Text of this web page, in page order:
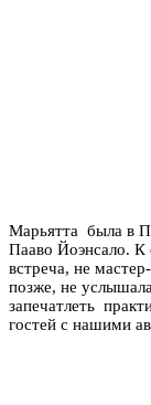
Марьятта была в
Пааво Йоэнсало. К
встреча, не
позже, не
запечатлеть
гостей с нашими